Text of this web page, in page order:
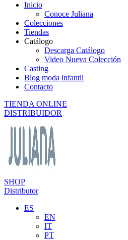
Inicio
Conoce Juliana
Colecciones
Tiendas
Catálogo
Descarga Catálogo
Video Nueva Colección
Casting
Blog moda infantil
Contacto
TIENDA ONLINE
DISTRIBUIDOR
SHOP
Distributor
ES
EN
IT
PT